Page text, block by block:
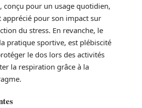
, conçu pour un usage quotidien,
pour son impact sur
du stress. En revanche, le
pratique sportive, est plébiscité
le dos lors des activités
la respiration grâce à la